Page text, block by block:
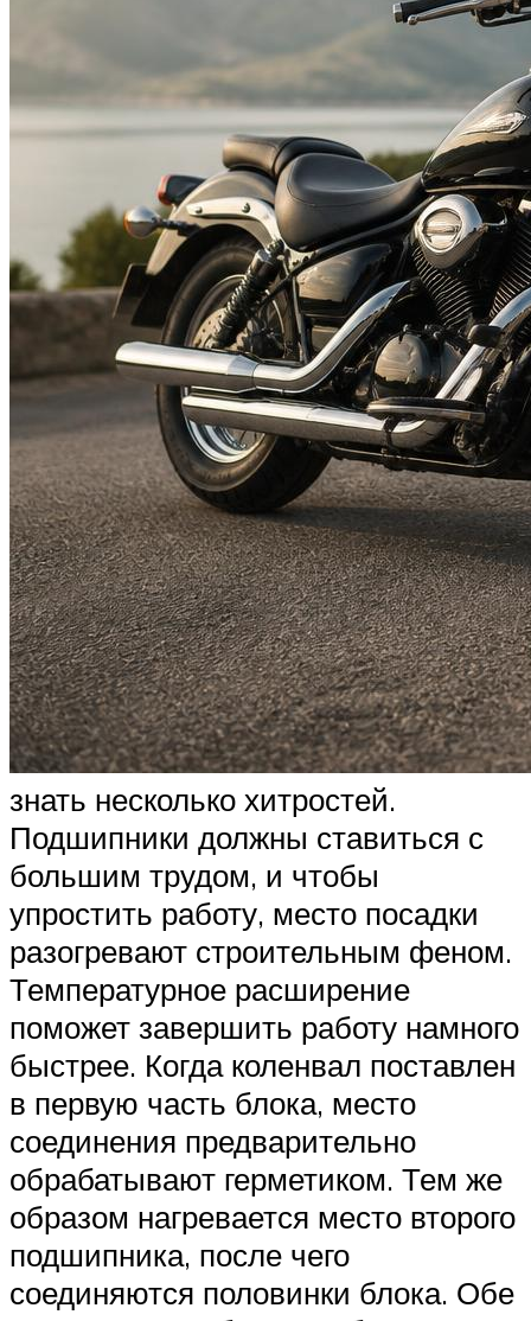
знать несколько хитростей.
Подшипники должны ставиться с
большим трудом, и чтобы
упростить работу, место посадки
разогревают строительным феном.
Температурное расширение
поможет завершить работу намного
быстрее. Когда коленвал поставлен
в первую часть блока, место
соединения предварительно
обрабатывают герметиком. Тем же
образом нагревается место второго
подшипника, после чего
соединяются половинки блока. Обе